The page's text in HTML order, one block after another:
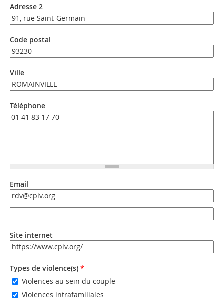
Adresse 2
Code postal
Ville
Téléphone
Email
Email
Site internet
URL
Types de violence(s) *
Violences au sein du couple
Violences intrafamiliales